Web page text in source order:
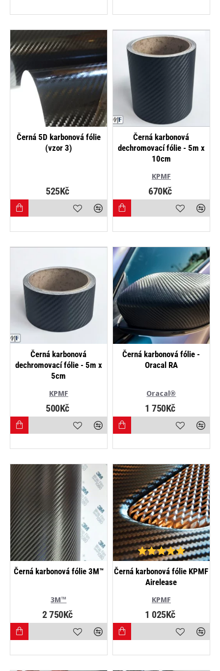
NEJPRODÁVANĚJŠÍ
Černá 5D karbonová fólie
(vzor 3)
525Kč
KPMF
Černá karbonová
dechromovací fólie - 5m x
10cm
670Kč
KPMF
Černá karbonová
dechromovací fólie - 5m x
5cm
500Kč
Oracal®
Černá karbonová fólie -
Oracal RA
1 750Kč
3M™
Černá karbonová fólie 3M™
2 750Kč
NEJPRODÁVANĚJŠÍ
KPMF
Černá karbonová fólie KPMF
Airelease
1 025Kč